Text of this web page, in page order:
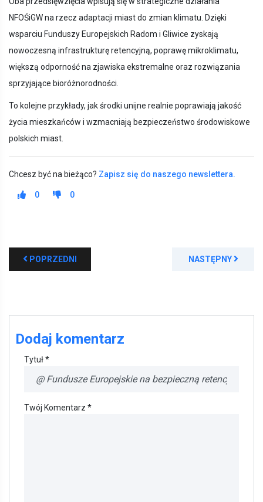
NFOŚiGW na rzecz adaptacji miast do zmian klimatu. Dzięki
wsparciu Funduszy Europejskich Radom i Gliwice zyskają
nowoczesną infrastrukturę retencyjną, poprawę mikroklimatu,
większą odporność na zjawiska ekstremalne oraz rozwiązania
sprzyjające bioróżnorodności.
To kolejne przykłady, jak środki unijne realnie poprawiają jakość
życia mieszkańców i wzmacniają bezpieczeństwo środowiskowe
polskich miast.
Chcesz być na bieżąco? Zapisz się do naszego newslettera.
0 0
POPRZEDNI NASTĘPNY
Dodaj komentarz
Tytuł *
Twój Komentarz *